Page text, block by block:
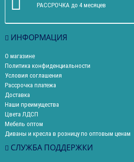
РАССРОЧКА до 4 месяцев
ИНФОРМАЦИЯ
О магазине
Политика конфиденциальности
Условия соглашения
Рассрочка платежа
Доставка
Наши преимущества
Цвета ЛДСП
Мебель оптом
Диваны и кресла в розницу по оптовым ценам
СЛУЖБА ПОДДЕРЖКИ